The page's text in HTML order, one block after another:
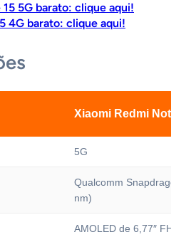
5G barato: clique aqui!
4G barato: clique aqui!
Xiaomi Redmi Note
5G
Qualcomm Snapdragon
nm)
AMOLED de 6,77″